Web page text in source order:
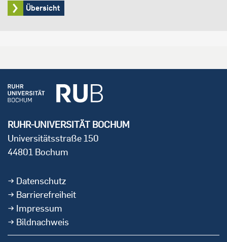
Übersicht
RUHR-UNIVERSITÄT BOCHUM
Universitätsstraße 150
44801 Bochum
Datenschutz
Barrierefreiheit
Impressum
Bildnachweis